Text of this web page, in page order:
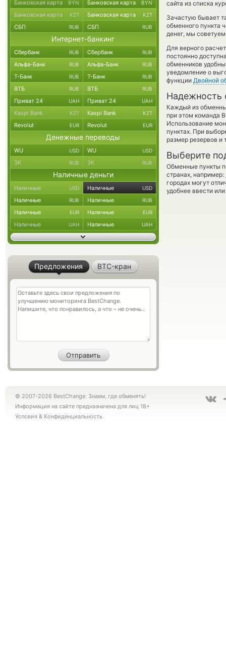
сайта из списка
Зачастую бывает
обменного пункта
денег, мы советуем
Для верного
постоянно
обменников
уведомление о
функции Двойной
Надежность
Каждый из
при этом команда
Использование
пунктах. При
размер резервов и
Выберите
Обменные пункты
странах, например:
городах могут
удобнее ввести
Банковская карта BYN Банковская карта BYN
Банковская карта KZT Банковская карта KZT
СБП RUB СБП RUB
Интернет-банкинг
Сбербанк RUB Сбербанк RUB
Альфа-Банк RUB Альфа-Банк RUB
Т-Банк RUB Т-Банк RUB
ВТБ RUB ВТБ RUB
Приват 24 UAH Приват 24 UAH
Kaspi Bank KZT Kaspi Bank KZT
Revolut EUR Revolut EUR
Денежные переводы
WU USD WU USD
ЗК RUB ЗК RUB
Наличные деньги
Наличные USD Наличные USD
Наличные RUB Наличные RUB
Наличные EUR Наличные EUR
Наличные UAH Наличные UAH
Предложения BTC-кран
© 2007-2026 BestChange. Знаем, где обменять!
Информация на сайте предназначена для лиц 18+
Условия & Конфиденциальность